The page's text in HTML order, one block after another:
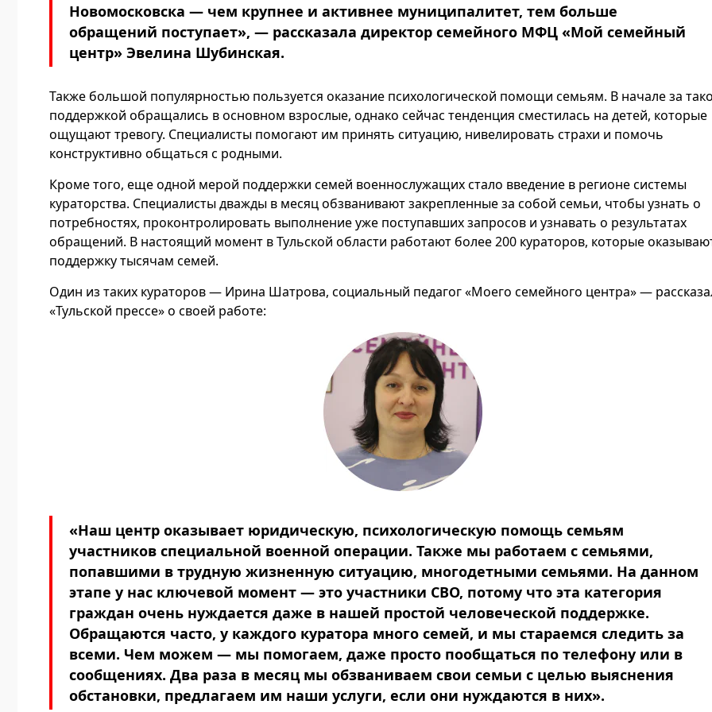
Новомосковска — чем крупнее и активнее муниципалитет, тем больше
обращений поступает», — рассказала директор семейного МФЦ «Мой семейный
центр» Эвелина Шубинская.
Также большой популярностью пользуется оказание психологической помощи семьям. В начале за
поддержкой обращались в основном взрослые, однако сейчас тенденция сместилась на детей, которые
ощущают тревогу. Специалисты помогают им принять ситуацию, нивелировать страхи и помочь
конструктивно общаться с родными.
Кроме того, еще одной мерой поддержки семей военнослужащих стало введение в регионе системы
кураторства. Специалисты дважды в месяц обзванивают закрепленные за собой семьи, чтобы узнать о
потребностях, проконтролировать выполнение уже поступавших запросов и узнавать о результатах
обращений. В настоящий момент в Тульской области работают более 200 кураторов, которые
поддержку тысячам семей.
Один из таких кураторов — Ирина Шатрова, социальный педагог «Моего семейного центра» —
«Тульской прессе» о своей работе:
«Наш центр оказывает юридическую, психологическую помощь семьям
участников специальной военной операции. Также мы работаем с семьями,
попавшими в трудную жизненную ситуацию, многодетными семьями. На данном
этапе у нас ключевой момент — это участники СВО, потому что эта категория
граждан очень нуждается даже в нашей простой человеческой поддержке.
Обращаются часто, у каждого куратора много семей, и мы стараемся следить за
всеми. Чем можем — мы помогаем, даже просто пообщаться по телефону или в
сообщениях. Два раза в месяц мы обзваниваем свои семьи с целью выяснения
обстановки, предлагаем им наши услуги, если они нуждаются в них».